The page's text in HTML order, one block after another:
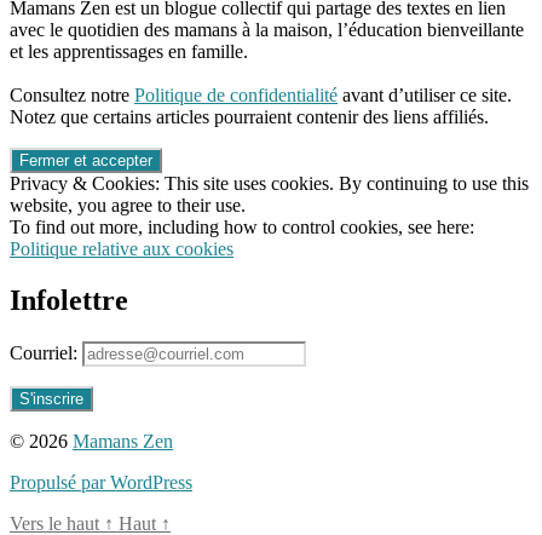
Mamans Zen est un blogue collectif qui partage des textes en lien
avec le quotidien des mamans à la maison, l’éducation bienveillante
et les apprentissages en famille.
Consultez notre Politique de confidentialité avant d’utiliser ce site.
Notez que certains articles pourraient contenir des liens affiliés.
Privacy & Cookies: This site uses cookies. By continuing to use this
website, you agree to their use.
To find out more, including how to control cookies, see here:
Politique relative aux cookies
Infolettre
Courriel:
© 2026 Mamans Zen
Propulsé par WordPress
Vers le haut ↑ Haut ↑